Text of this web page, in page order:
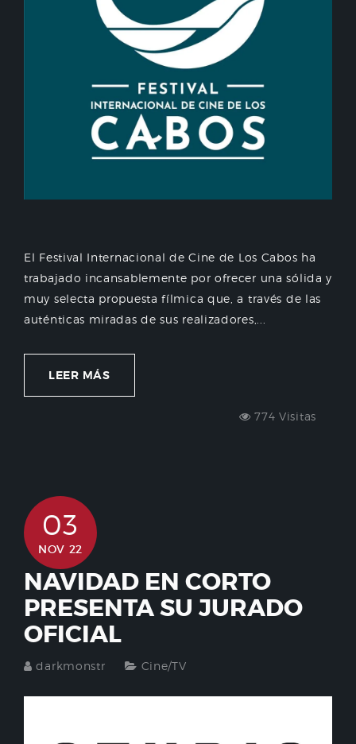
El Festival Internacional de Cine de Los Cabos ha
trabajado incansablemente por ofrecer una sólida y
muy selecta propuesta fílmica que, a través de las
auténticas miradas de sus realizadores,...
LEER MÁS
774 Visitas
03
NOV 22
NAVIDAD EN CORTO
PRESENTA SU JURADO
OFICIAL
darkmonstr Cine/TV